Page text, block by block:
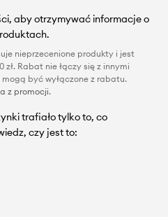
aby otrzymywać informacje o
nieprzecenione produkty i jest
Rabat nie łączy się z innymi
być wyłączone z rabatu.
z promocji.
trafiało tylko to, co
czy jest to: